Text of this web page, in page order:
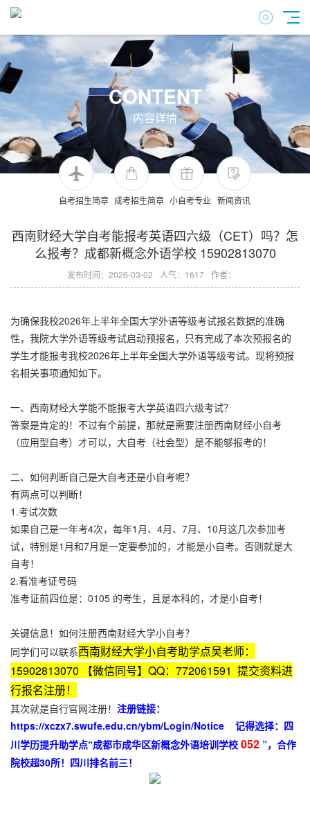
CONTENT
内容详情
自考招生简章 成考招生简章 小自考专业 新闻资讯
西南财经大学自考能报考英语四六级（CET）吗？怎
么报考？成都新概念外语学校 15902813070
发布时间：2026-03-02 人气： 1617 作者：
为确保我校2026年上半年全国大学外语等级考试报名数据的准确
性，我院大学外语等级考试启动预报名，只有完成了本次预报名的
学生才能报考我校2026年上半年全国大学外语等级考试。现将预报
名相关事项通知如下。
一、西南财经大学能不能报考大学英语四六级考试？
答案是肯定的！不过有个前提，那就是需要注册西南财经小自考
（应用型自考）才可以，大自考（社会型）是不能够报考的！
二、如何判断自己是大自考还是小自考呢？
有两点可以判断！
1.考试次数
如果自己是一年考4次，每年1月、4月、7月、10月这几次参加考
试，特别是1月和7月是一定要参加的，才能是小自考。否则就是大
自考！
2.看准考证号码
准考证前四位是：0105 的考生，且是本科的，才是小自考！
关键信息！如何注册西南财经大学小自考？
同学们可以联系西南财经大学小自考助学点吴老师：
15902813070 【微信同号】QQ：772061591 提交资料进
行报名注册！
其次就是自行官网注册！ 注册链接：
https://xczx7.swufe.edu.cn/ybm/Login/Notice
记得选择：四
川学历提升助学点“成都市成华区新概念外语培训学校 052 ”，合作
院校超30所！四川排名前三！